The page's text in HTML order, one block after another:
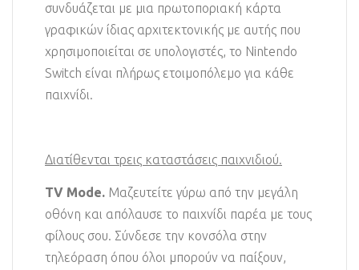
συνδυάζεται με μια πρωτοποριακή κάρτα
γραφικών ίδιας αρχιτεκτονικής με αυτής που
χρησιμοποιείται σε υπολογιστές, το Nintendo
Switch είναι πλήρως ετοιμοπόλεμο για κάθε
παιχνίδι.
Διατίθενται τρεις καταστάσεις παιχνιδιού.
TV Mode. Μαζευτείτε γύρω από την μεγάλη
οθόνη και απόλαυσε το παιχνίδι παρέα με τους
φίλους σου. Σύνδεσε την κονσόλα στην
τηλεόραση όπου όλοι μπορούν να παίξουν,